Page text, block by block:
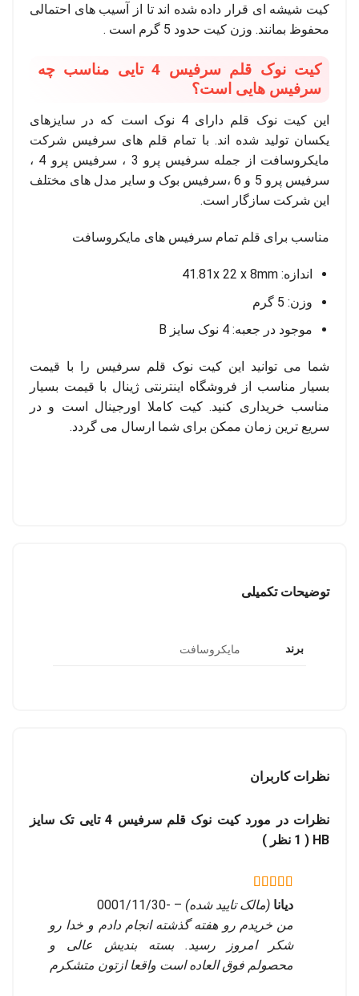
کیت شیشه ای قرار داده شده اند تا از آسیب های احتمالی
محفوظ بمانند. وزن کیت حدود 5 گرم است .
کیت نوک قلم سرفیس 4 تایی مناسب چه
سرفیس هایی است؟
این کیت نوک قلم دارای 4 نوک است که در سایزهای
یکسان تولید شده اند. با تمام قلم ‌های سرفیس شرکت
مایکروسافت از جمله سرفیس پرو 3 ، سرفیس پرو 4 ،
سرفیس پرو 5 و 6 ،سرفیس بوک و سایر مدل های مختلف
این شرکت سازگار است.
مناسب برای قلم تمام سرفیس های مایکروسافت
اندازه: 41.81x 22 x 8mm
وزن: 5 گرم
موجود در جعبه: 4 نوک سایز B
شما می توانید این کیت نوک قلم سرفیس را با قیمت
بسیار مناسب از فروشگاه اینترنتی ژینال با قیمت بسیار
مناسب خریداری کنید. کیت کاملا اورجینال است و در
سریع ترین زمان ممکن برای شما ارسال می گردد.
توضیحات تکمیلی
برند مایکروسافت
نظرات کاربران
نظرات در مورد کیت نوک قلم سرفیس 4 تایی تک سایز
HB ( 1 نظر )
نمره از 5 دیانا (مالک تایید شده) –
-0001/11/30
من خریدم رو هفته گذشته انجام دادم و خدا رو
شکر امروز رسید. بسته بندیش عالی و
محصولم فوق العاده است واقعا ازتون متشکرم